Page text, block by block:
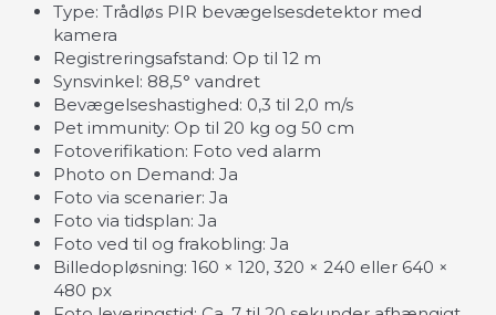
Type: Trådløs PIR bevægelsesdetektor med
kamera
Registreringsafstand: Op til 12 m
Synsvinkel: 88,5° vandret
Bevægelseshastighed: 0,3 til 2,0 m/s
Pet immunity: Op til 20 kg og 50 cm
Fotoverifikation: Foto ved alarm
Photo on Demand: Ja
Foto via scenarier: Ja
Foto via tidsplan: Ja
Foto ved til og frakobling: Ja
Billedopløsning: 160 × 120, 320 × 240 eller 640 ×
480 px